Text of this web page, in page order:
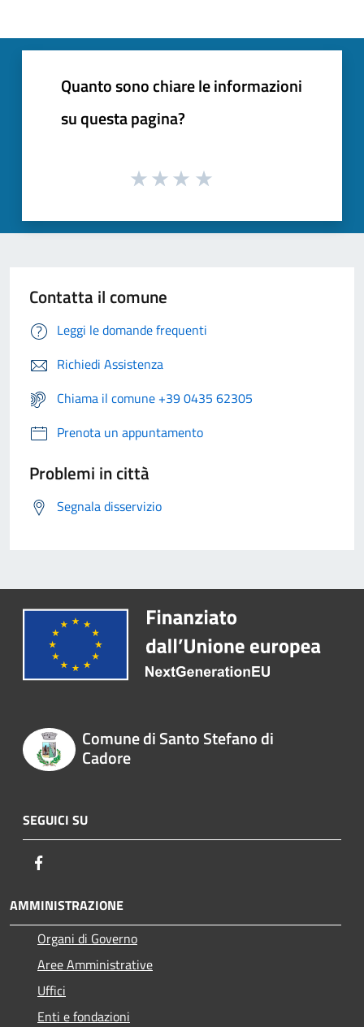
Quanto sono chiare le informazioni
su questa pagina?
Contatta il comune
Leggi le domande frequenti
Richiedi Assistenza
Chiama il comune +39 0435 62305
Prenota un appuntamento
Problemi in città
Segnala disservizio
Comune di Santo Stefano di
Cadore
SEGUICI SU
AMMINISTRAZIONE
Organi di Governo
Aree Amministrative
Uffici
Enti e fondazioni